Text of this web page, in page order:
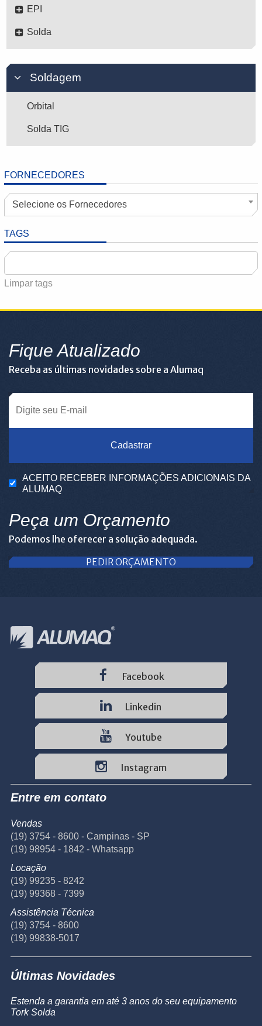
EPI
Solda
Soldagem
Orbital
Solda TIG
FORNECEDORES
Selecione os Fornecedores
TAGS
Limpar tags
Fique Atualizado
Receba as últimas novidades sobre a Alumaq
Cadastrar
ACEITO RECEBER INFORMAÇÕES ADICIONAIS DA
ALUMAQ
Peça um Orçamento
Podemos lhe oferecer a solução adequada.
PEDIR ORÇAMENTO
Facebook
Linkedin
Youtube
Instagram
Entre em contato
Vendas
(19) 3754 - 8600 - Campinas - SP
(19) 98954 - 1842 - Whatsapp
Locação
(19) 99235 - 8242
(19) 99368 - 7399
Assistência Técnica
(19) 3754 - 8600
(19) 99838-5017
Últimas Novidades
Estenda a garantia em até 3 anos do seu equipamento
Tork Solda